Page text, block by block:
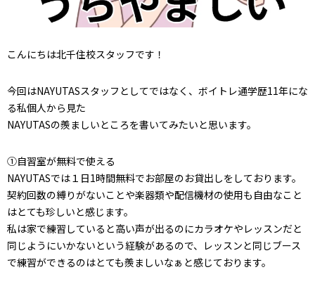
こんにちは北千住校スタッフです！
今回はNAYUTASスタッフとしてではなく、ボイトレ通学歴11年にな
る私個人から見た
NAYUTASの羨ましいところを書いてみたいと思います。
①自習室が無料で使える
NAYUTASでは１日1時間無料でお部屋のお貸出しをしております。
契約回数の縛りがないことや楽器類や配信機材の使用も自由なこと
はとても珍しいと感じます。
私は家で練習していると高い声が出るのにカラオケやレッスンだと
同じようにいかないという経験があるので、レッスンと同じブース
で練習ができるのはとても羨ましいなぁと感じております。